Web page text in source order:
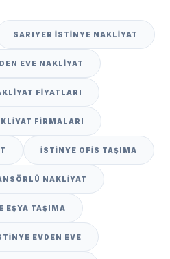
SARIYER İSTINYE NAKLIYAT
EVE NAKLIYAT
FIYATLARI
FIRMALARI
İSTINYE OFIS TAŞIMA
NAKLIYAT
EŞYA TAŞIMA
EVDEN EVE